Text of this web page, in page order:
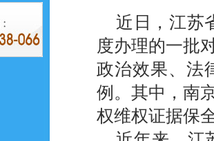
近日，江苏
度办理的一批
政治效果、法
例。其中，南
权维权证据保